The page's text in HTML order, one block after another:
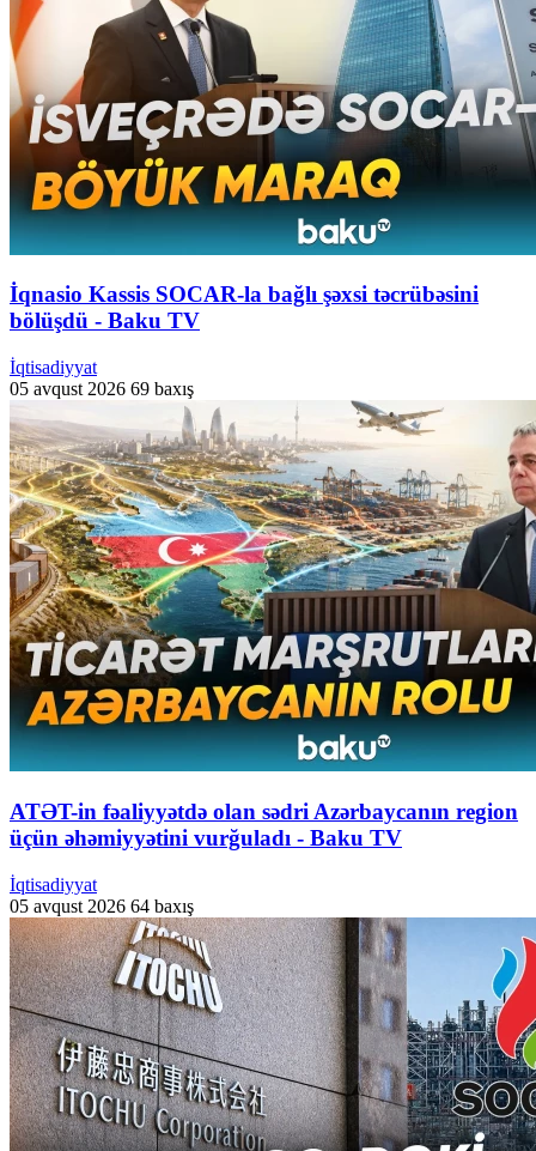
İqnasio Kassis SOCAR-la bağlı şəxsi təcrübəsini
bölüşdü - Baku TV
İqtisadiyyat
05 avqust 2026 69 baxış
ATƏT-in fəaliyyətdə olan sədri Azərbaycanın region
üçün əhəmiyyətini vurğuladı - Baku TV
İqtisadiyyat
05 avqust 2026 64 baxış